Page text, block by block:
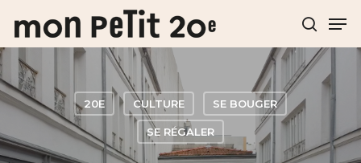
Hit enter to search or ESC to close
20E CULTURE SE BOUGER
SE RÉGALER